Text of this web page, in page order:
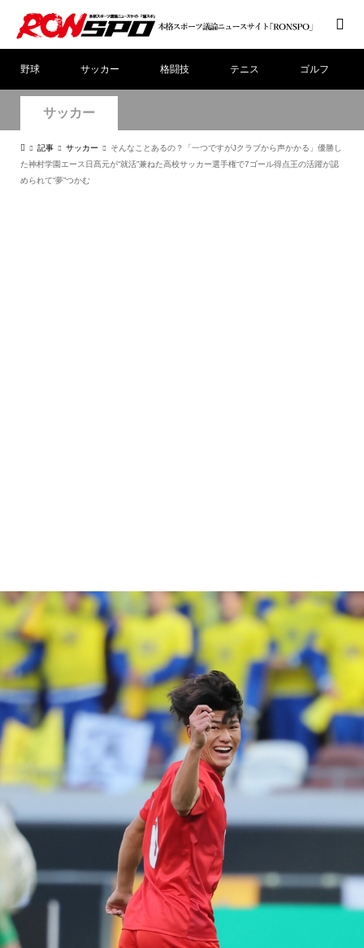
野球 サッカー 格闘技 テニス ゴルフ
サッカー
記事 サッカー
そんなことあるの？「一つですがJクラブから声かかる」優勝し
た神村学園エース日髙元が“就活”兼ねた高校サッカー選手権で7ゴール得点王の活躍が認
められて“夢”つかむ